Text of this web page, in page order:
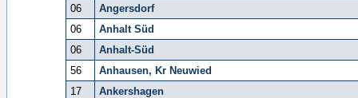
06
Angersdorf
06
Anhalt Süd
06
Anhalt-Süd
56
Anhausen, Kr Neuwied
17
Ankershagen